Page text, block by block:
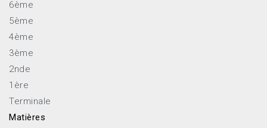
6ème
5ème
4ème
3ème
2nde
1ère
Terminale
Matières